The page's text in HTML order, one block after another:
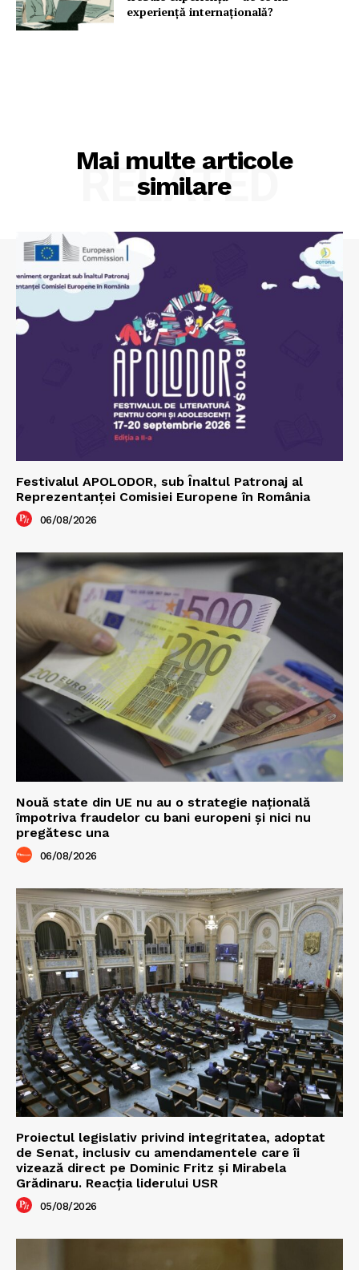
experiență internațională?
Mai multe articole
similare
RELATED
Festivalul APOLODOR, sub Înaltul Patronaj al
Reprezentanței Comisiei Europene în România
06/08/2026
Nouă state din UE nu au o strategie națională
împotriva fraudelor cu bani europeni și nici nu
pregătesc una
06/08/2026
Proiectul legislativ privind integritatea, adoptat
de Senat, inclusiv cu amendamentele care îi
vizează direct pe Dominic Fritz și Mirabela
Grădinaru. Reacția liderului USR
05/08/2026